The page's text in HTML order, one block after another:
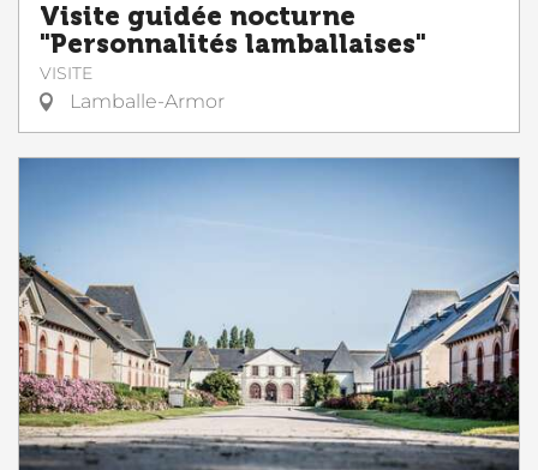
Visite guidée nocturne
"Personnalités lamballaises"
VISITE
Lamballe-Armor